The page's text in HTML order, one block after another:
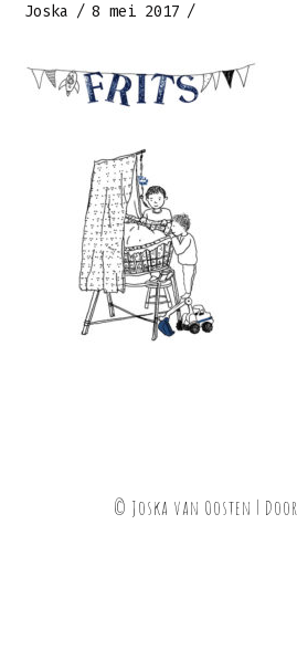
Joska 8 mei 2017
© Joska van Oosten | Door